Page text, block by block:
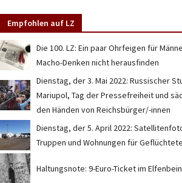
Empfohlen auf LZ
Die 100. LZ: Ein paar Ohrfeigen für
Macho-Denken nicht herausfinden
Dienstag, der 3. Mai 2022: Russischer
Mariupol, Tag der Pressefreiheit und
den Händen von Reichsbürger/-innen
Dienstag, der 5. April 2022:
Truppen und Wohnungen für
Haltungsnote: 9-Euro-Ticket im